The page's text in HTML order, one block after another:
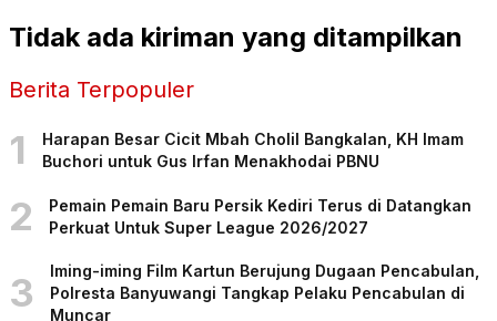
Tidak ada kiriman yang ditampilkan
Berita Terpopuler
1
Harapan Besar Cicit Mbah Cholil Bangkalan, KH Imam
Buchori untuk Gus Irfan Menakhodai PBNU
2
Pemain Pemain Baru Persik Kediri Terus di Datangkan
Perkuat Untuk Super League 2026/2027
3
Iming-iming Film Kartun Berujung Dugaan Pencabulan,
Polresta Banyuwangi Tangkap Pelaku Pencabulan di
Muncar